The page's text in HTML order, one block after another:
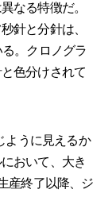
なる特徴だ。
針と分針は、
。クロノグラ
色分けされて
ように見えるか
おいて、大き
産終了以降、ジ